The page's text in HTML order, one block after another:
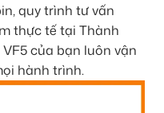
quy trình tư vấn
thực tế tại Thành
của bạn luôn vận
hành trình.